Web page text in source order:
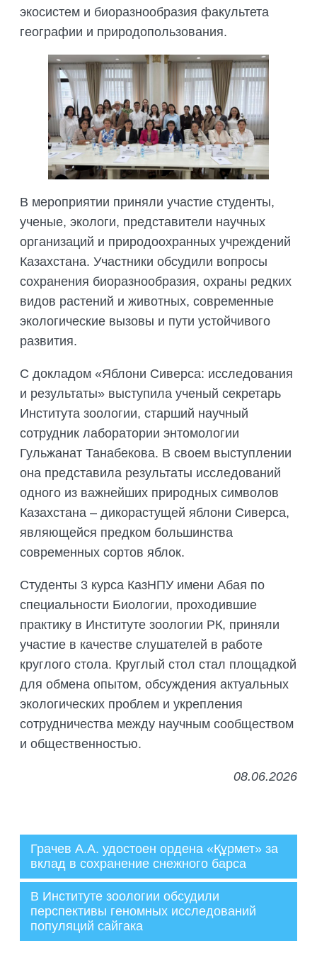
ОБОСНОВАНИЙ
ОРГАНИЗАЦИЯ ТРЕНИНГОВ И
СЕМИНАРОВ, ПОЛЕВЫХ ЭКСКУРСИЙ
ОРГАНИЗАЦИЯ ПОЛЕВЫХ ПРАКТИК,
СТАЖИРОВОК
СОВМЕСТНО С НАУЧНЫМ
ОБЩЕСТВОМ ТЕТИС
СЕЛЕВИНИЯ
SAIGA NEWS
экосистем и биоразнообразия факультета
географии и природопользования.
В мероприятии приняли участие студенты,
ученые, экологи, представители научных
организаций и природоохранных учреждений
Казахстана. Участники обсудили вопросы
сохранения биоразнообразия, охраны редких
видов растений и животных, современные
экологические вызовы и пути устойчивого
развития.
С докладом «Яблони Сиверса: исследования
и результаты» выступила ученый секретарь
Института зоологии, старший научный
сотрудник лаборатории энтомологии
Гульжанат Танабекова. В своем выступлении
она представила результаты исследований
одного из важнейших природных символов
Казахстана – дикорастущей яблони Сиверса,
являющейся предком большинства
современных сортов яблок.
Студенты 3 курса КазНПУ имени Абая по
специальности Биологии, проходившие
практику в Институте зоологии РК, приняли
участие в качестве слушателей в работе
круглого стола. Круглый стол стал площадкой
для обмена опытом, обсуждения актуальных
экологических проблем и укрепления
сотрудничества между научным сообществом
и общественностью.
08.06.2026
Администратор
10.06.2026
Грачев А.А. удостоен ордена «Құрмет» за
вклад в сохранение снежного барса
В Институте зоологии обсудили
перспективы геномных исследований
популяций сайгака